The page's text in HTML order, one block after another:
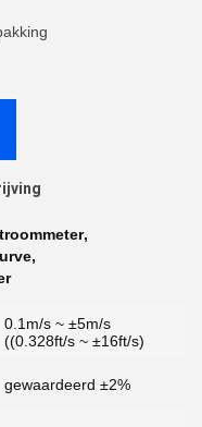
,
,
0.1m/s ~ ±5m/s
((0.328ft/s ~ ±16ft/s)
gewaardeerd ±2%